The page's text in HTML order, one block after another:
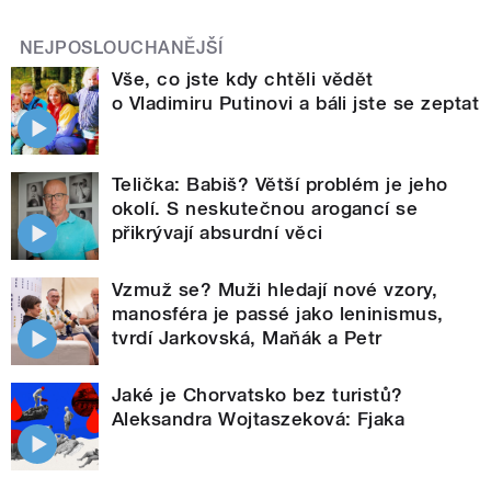
NEJPOSLOUCHANĚJŠÍ
Vše, co jste kdy chtěli vědět
o Vladimiru Putinovi a báli jste se zeptat
Telička: Babiš? Větší problém je jeho
okolí. S neskutečnou arogancí se
přikrývají absurdní věci
Vzmuž se? Muži hledají nové vzory,
manosféra je passé jako leninismus,
tvrdí Jarkovská, Maňák a Petr
Jaké je Chorvatsko bez turistů?
Aleksandra Wojtaszeková: Fjaka